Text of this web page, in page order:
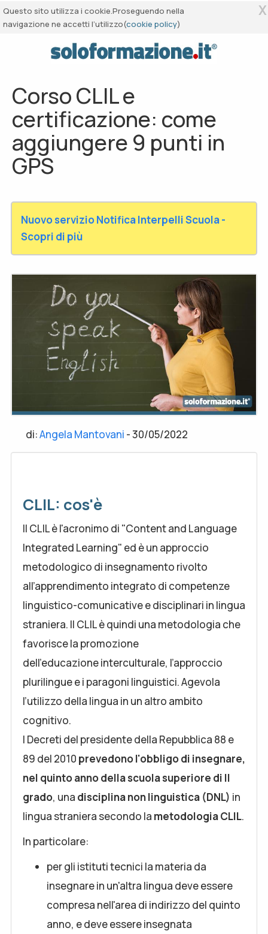
Questo sito utilizza i cookie.Proseguendo nella
navigazione ne accetti l’utilizzo(cookie policy)
X
Corso CLIL e
certificazione: come
aggiungere 9 punti in
GPS
Nuovo servizio Notifica Interpelli Scuola -
Scopri di più
di:Angela Mantovani -30/05/2022
CLIL: cos'è
Il CLIL è l'acronimo di "Content and Language
Integrated Learning" ed è un approccio
metodologico di insegnamento rivolto
all’apprendimento integrato di competenze
linguistico-comunicative e disciplinari in lingua
straniera. Il CLIL è quindi una metodologia che
favorisce la promozione
dell’educazione interculturale, l’approccio
plurilingue e i paragoni linguistici. Agevola
l’utilizzo della lingua in un altro ambito
cognitivo.
I Decreti del presidente della Repubblica 88 e
89 del 2010 prevedono l'obbligo di insegnare,
nel quinto anno della scuola superiore di II
grado, una disciplina non linguistica (DNL) in
lingua straniera secondo la metodologia CLIL.
In particolare:
per gli istituti tecnici la materia da
insegnare in un'altra lingua deve essere
compresa nell'area di indirizzo del quinto
anno, e deve essere insegnata